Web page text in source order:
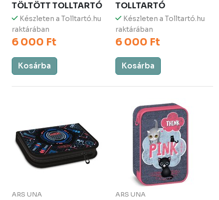
TÖLTÖTT TOLLTARTÓ
Készleten a Tolltartó.hu
raktárában
6 000 Ft
Kosárba
TOLLTARTÓ
Készleten a Tolltartó.hu
raktárában
6 000 Ft
Kosárba
ARS UNA ARS UNA